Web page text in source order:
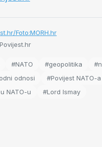
Foto:MORH.hr
#NATO #geopolitika
odnosi
#Povijest NATO-a
NATO-u
#Lord Ismay